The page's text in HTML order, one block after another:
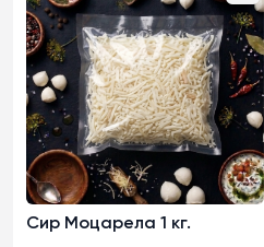
Сир Моцарела 1 кг.